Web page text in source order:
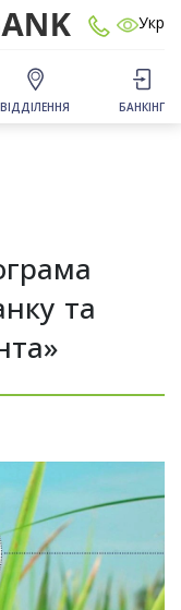
Укр
ВІДДІЛЕННЯ БАНКІНГ
та